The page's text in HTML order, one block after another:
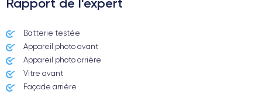
Dimensions et poids iPhone 11
Date de sortie
10/09/2019
Dimensions
Rapport de l'expert
Batterie testée
Appareil photo avant
Appareil photo arrière ​
Vitre avant ​
Façade arrière